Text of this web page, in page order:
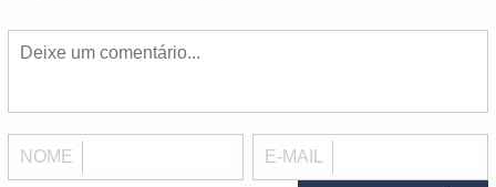
NOME E-MAIL